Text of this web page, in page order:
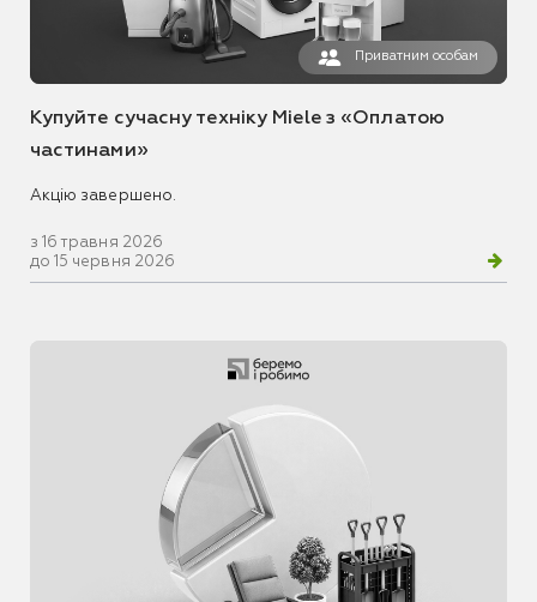
Приватним особам
Купуйте сучасну техніку Miele з «Оплатою
частинами»
Акцію завершено.
з 16 травня 2026
до 15 червня 2026